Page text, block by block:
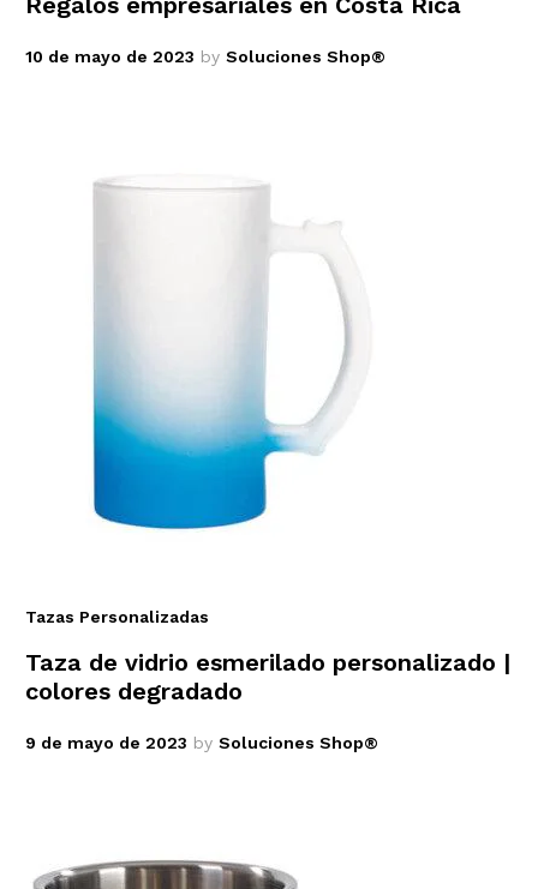
10 de mayo de 2023 by Soluciones Shop®
Tazas Personalizadas
Taza de vidrio esmerilado personalizado |
colores degradado
9 de mayo de 2023 by Soluciones Shop®